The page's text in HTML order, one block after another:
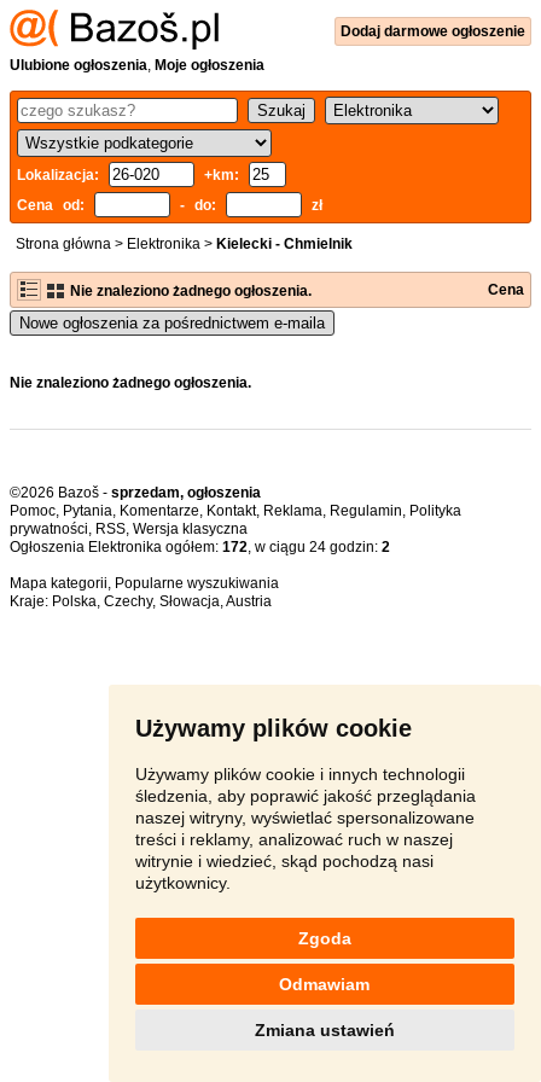
Używamy plików cookie
Używamy plików cookie i innych technologii
śledzenia, aby poprawić jakość przeglądania
naszej witryny, wyświetlać spersonalizowane
treści i reklamy, analizować ruch w naszej
witrynie i wiedzieć, skąd pochodzą nasi
użytkownicy.
Zgoda
Odmawiam
Zmiana ustawień
Dodaj darmowe ogłoszenie
Ulubione ogłoszenia, Moje ogłoszenia
Lokalizacja:
+km:
Cena od:
- do: zł
Strona główna > Elektronika > Kielecki - Chmielnik
Nie znaleziono żadnego ogłoszenia. Cena
Nowe ogłoszenia za pośrednictwem e-maila
Nie znaleziono żadnego ogłoszenia.
©2026 Bazoš - sprzedam, ogłoszenia
Pomoc, Pytania, Komentarze, Kontakt, Reklama, Regulamin, Polityka
prywatności, RSS,
Ogłoszenia Elektronika ogółem: 172, w ciągu 24 godzin: 2
Mapa kategorii, Popularne wyszukiwania
Kraje: Polska, Czechy, Słowacja,Austria